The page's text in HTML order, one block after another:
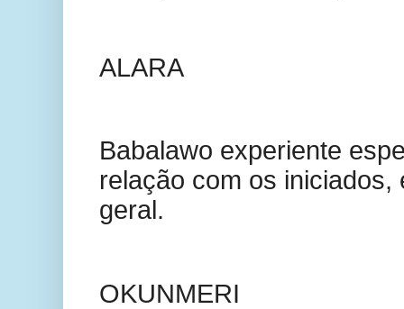
ALARA
Babalawo experiente
relação com os iniciados,
geral.
OKUNMERI